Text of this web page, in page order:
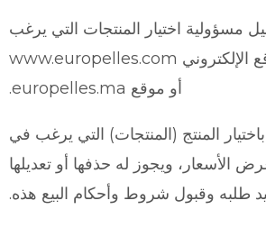
مسؤولية اختيار المنتجات التي يرغب
في طلبها على الموقع الإلكتروني www.europelles.com
أو موقع europelles.ma.
المنتج (المنتجات) التي يرغب في
الأسعار، ويجوز له حذفها أو تعديلها
طلبه وقبول شروط وأحكام البيع هذه.